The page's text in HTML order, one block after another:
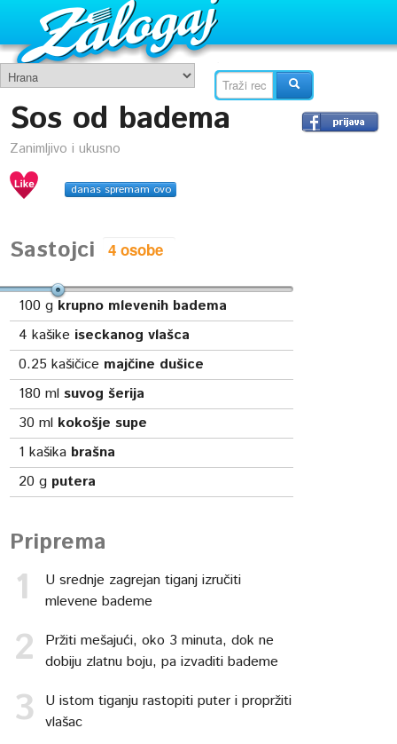
Sos od badema
Zanimljivo i ukusno
danas spremam ovo
Sastojci
100 g krupno mlevenih badema
4 kašike iseckanog vlašca
0.25 kašičice majčine dušice
180 mlsuvog šerija
30 ml kokošje supe
1 kašika brašna
20 g putera
Priprema
U srednje zagrejan tiganj izručiti
mlevene bademe
Pržiti mešajući, oko 3 minuta, dok ne
dobiju zlatnu boju, pa izvaditi bademe
U istom tiganju rastopiti puter i propržiti
vlašac